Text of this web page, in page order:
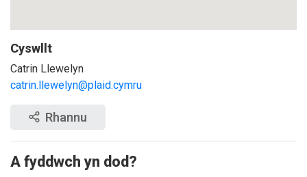
Cyswllt
Catrin Llewelyn
catrin.llewelyn@plaid.cymru
Rhannu
A fyddwch yn dod?